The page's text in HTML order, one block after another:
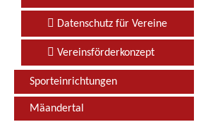
Datenschutz für Vereine
Vereinsförderkonzept
Sporteinrichtungen
Mäandertal